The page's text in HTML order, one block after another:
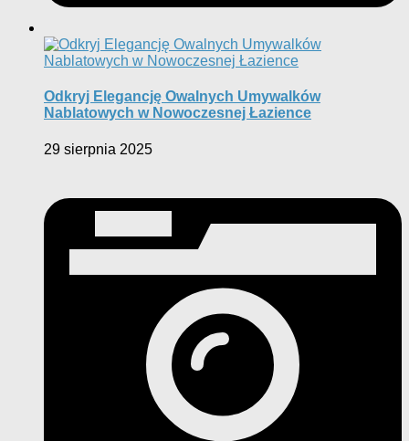
Odkryj Elegancję Owalnych Umywalków
Nablatowych w Nowoczesnej Łazience
29 sierpnia 2025